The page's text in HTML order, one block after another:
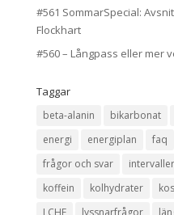
#561 SommarSpecial:
Flockhart
#560 – Långpass eller mer
Taggar
beta-alanin bikarbonat
energi
energiplan faq
frågor och svar
intervaller
koffein
kolhydrater
LCHF
lyssnarfrågor